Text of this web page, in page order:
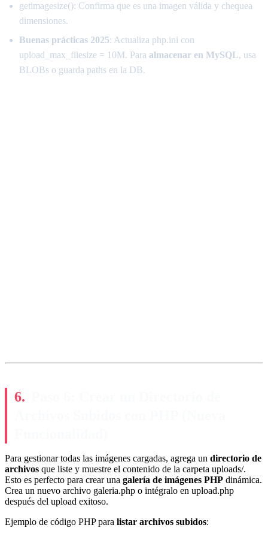
getimagesize(): Confirma que es una imagen válida y chequea
dimensiones.
Buenas prácticas 2025: Actualiza php.ini con
upload_max_filesize = 10M. Para almacenar en MySQL, usa
BLOBs o guarda paths en la DB.
Para gestionar todas las imágenes cargadas, agrega un directorio de
archivos que liste y muestre el contenido de la carpeta uploads/.
Esto es perfecto para crear una galería de imágenes PHP dinámica.
Crea un nuevo archivo galeria.php o intégralo en upload.php
después del upload exitoso.
Ejemplo de código PHP para listar archivos subidos: